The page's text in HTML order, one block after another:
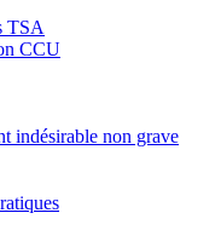
TSA
CCU
indésirable non grave